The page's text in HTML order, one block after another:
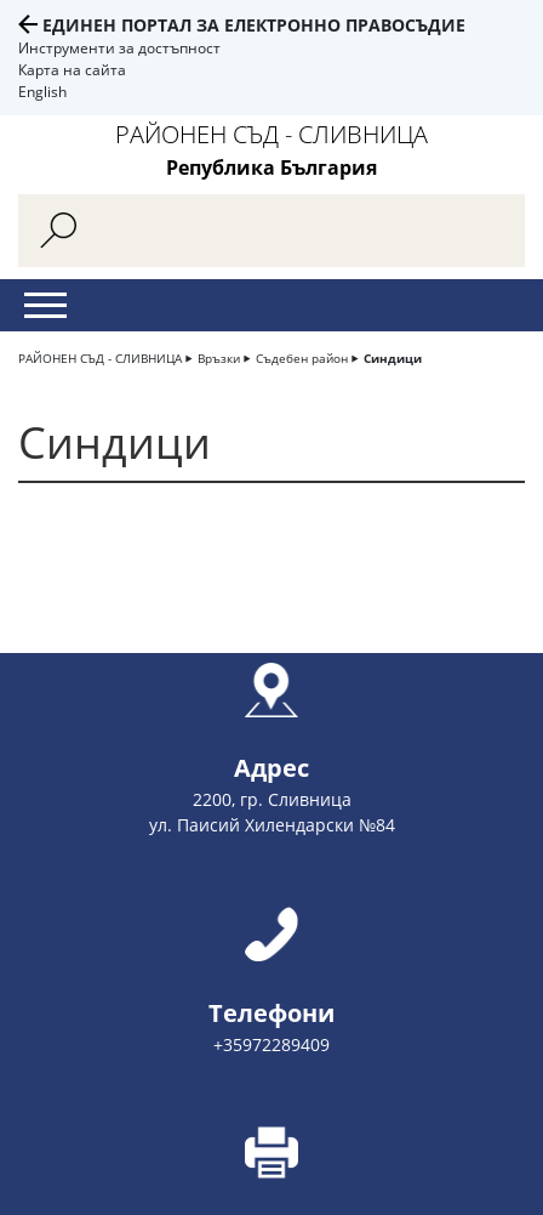
ЕДИНЕН ПОРТАЛ ЗА ЕЛЕКТРОННО ПРАВОСЪДИЕ
Инструменти за достъпност
Карта на сайта
English
РАЙОНЕН СЪД - СЛИВНИЦА
Република България
РАЙОНЕН СЪД - СЛИВНИЦА Връзки Съдебен район Синдици
Синдици
Адрес
2200, гр. Сливница
ул. Паисий Хилендарски №84
Телефони
+35972289409